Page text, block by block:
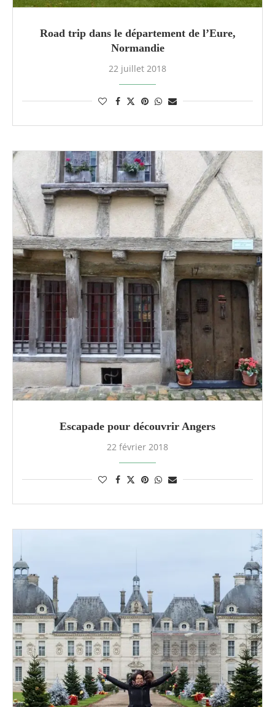
Road trip dans le département de l’Eure,
Normandie
22 juillet 2018
Escapade pour découvrir Angers
22 février 2018